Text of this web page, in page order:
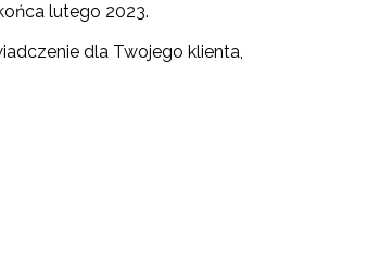
lutego 2023.
dla Twojego klienta,